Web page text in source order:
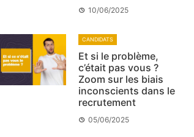
10/06/2025
CANDIDATS
Et si le problème,
c’était pas vous ?
Zoom sur les biais
inconscients dans le
recrutement
05/06/2025